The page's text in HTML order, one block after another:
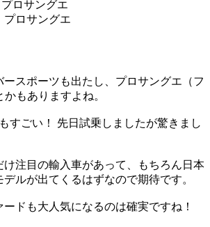
ロサングエ
スポーツも出たし、プロサングエ（フ
もありますよね。
ごい！ 先日試乗しましたが驚きまし
注目の輸入車があって、もちろん日本
ルが出てくるはずなので期待です。
ドも大人気になるのは確実ですね！